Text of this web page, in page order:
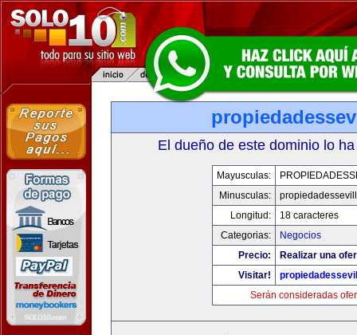
El dueño de este dominio lo
Mayusculas:
Minusculas:
Longitud:
18 caracteres
Categorias:
Negocios
Precio:
Realizar una
Visitar!
Serán consideradas